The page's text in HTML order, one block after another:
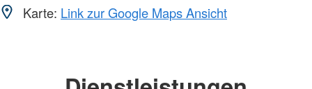
Karte: Link zur Google Maps Ansicht